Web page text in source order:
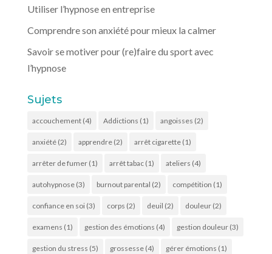
Utiliser l’hypnose en entreprise
Comprendre son anxiété pour mieux la calmer
Savoir se motiver pour (re)faire du sport avec
l’hypnose
Sujets
accouchement(4) Addictions (1) angoisses (2)
anxiété(2) apprendre(2) arrêt cigarette(1)
arrêter de fumer(1) arrêt tabac(1) ateliers (4)
autohypnose(3) burnout parental (2) compétition (1)
confiance en soi(3) corps (2) deuil (2) douleur(2)
examens (1) gestion des émotions (4) gestion douleur(3)
gestion du stress (5) grossesse(4) gérer émotions (1)